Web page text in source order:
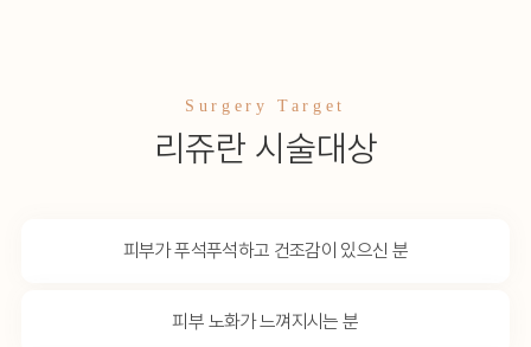
Surgery Target
리쥬란 시술대상
피부가 푸석푸석하고 건조감이 있으신 분
피부 노화가느껴지시는 분